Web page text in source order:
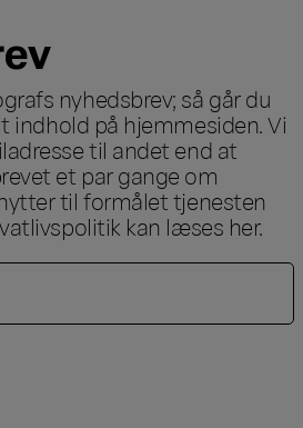
nyhedsbrev; så går du
indhold på hjemmesiden. Vi
til andet end at
et par gange om
til formålet tjenesten
kan læses her.